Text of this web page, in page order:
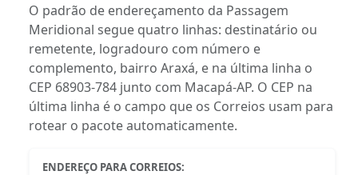
O padrão de endereçamento da Passagem
Meridional segue quatro linhas: destinatário ou
remetente, logradouro com número e
complemento, bairro Araxá, e na última linha o
CEP 68903-784 junto com Macapá-AP. O CEP na
última linha é o campo que os Correios usam para
rotear o pacote automaticamente.
ENDEREÇO PARA CORREIOS: